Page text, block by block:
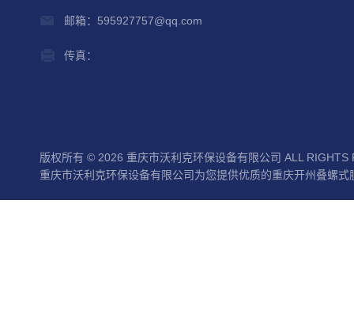
邮箱：595927757@qq.com
传真：
版权所有 © 2026 重庆市沃利克环保设备有限公司 ALL RIGHTS
重庆市沃利克环保设备有限公司为您提供优质的重庆开州叠螺